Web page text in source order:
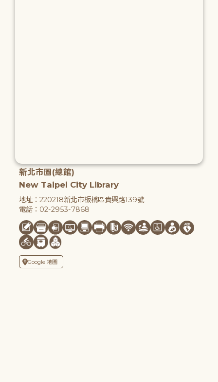
新北市圖(總館)
New Taipei City Library
地址：220218新北市板橋區貴興路139號
電話：02-2953-7868
Google 地圖